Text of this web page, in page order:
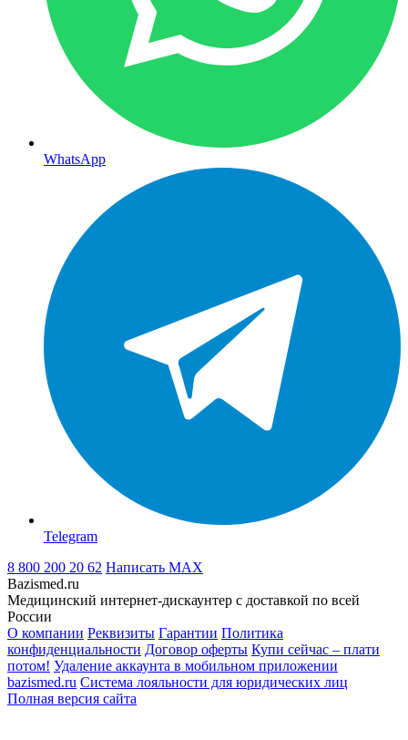
WhatsApp
Telegram
8 800 200 20 62 Написать MAX
Bazismed.ru
Медицинский интернет-дискаунтер с доставкой по всей
России
О компании Реквизиты Гарантии Политика
конфиденциальности Договор оферты Купи сейчас – плати
потом! Удаление аккаунта в мобильном приложении
bazismed.ru Система лояльности для юридических лиц
Полная версия сайта